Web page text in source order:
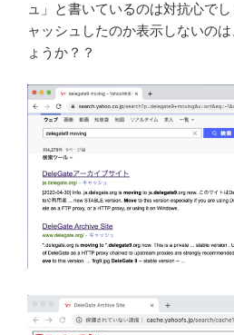
ュ」と書いているのは対抗心で
ャッシュしたのか表示しないの
ょうか？？